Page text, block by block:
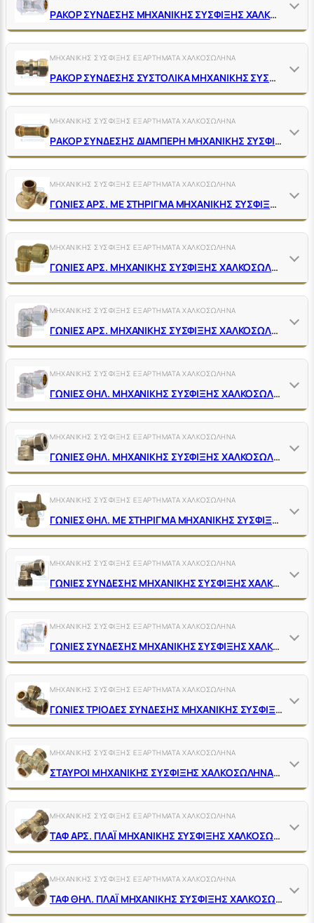
ΡΑΚΟΡ ΣΥΝΔΕΣΗΣ ΜΗΧΑΝΙΚΗΣ ΣΥΣΦΙΞΗΣ ΧΑΛΚΟΣΩΛΗΝΑ ΟΡΕΙΧΑΛΚΙΝΑ ΝΙΚΕΛ
ΜΗΧΑΝΙΚΗΣ ΣΥΣΦΙΞΗΣ ΕΞΑΡΤΗΜΑΤΑ ΧΑΛΚΟΣΩΛΗΝΑ
ΡΑΚΟΡ ΣΥΝΔΕΣΗΣ ΣΥΣΤΟΛΙΚΑ ΜΗΧΑΝΙΚΗΣ ΣΥΣΦΙΞΗΣ ΧΑΛΚΟΣΩΛΗΝΑ ΟΡΕΙΧΑΛΚΙΝΑ
ΜΗΧΑΝΙΚΗΣ ΣΥΣΦΙΞΗΣ ΕΞΑΡΤΗΜΑΤΑ ΧΑΛΚΟΣΩΛΗΝΑ
ΡΑΚΟΡ ΣΥΝΔΕΣΗΣ ΔΙΑΜΠΕΡΗ ΜΗΧΑΝΙΚΗΣ ΣΥΣΦΙΞΗΣ ΧΑΛΚΟΣΩΛΗΝΑ ΟΡΕΙΧΑΛΚΙΝΑ ΚΙΤΡΙΝΑ
ΜΗΧΑΝΙΚΗΣ ΣΥΣΦΙΞΗΣ ΕΞΑΡΤΗΜΑΤΑ ΧΑΛΚΟΣΩΛΗΝΑ
ΓΩΝΙΕΣ ΑΡΣ. ΜΕ ΣΤΗΡΙΓΜΑ ΜΗΧΑΝΙΚΗΣ ΣΥΣΦΙΞΗΣ ΧΑΛΚΟΣΩΛΗΝΑ ΟΡΕΙΧΑΛΚΙΝΕΣ ΚΙΤΡΙΝΕΣ
ΜΗΧΑΝΙΚΗΣ ΣΥΣΦΙΞΗΣ ΕΞΑΡΤΗΜΑΤΑ ΧΑΛΚΟΣΩΛΗΝΑ
ΓΩΝΙΕΣ ΑΡΣ. ΜΗΧΑΝΙΚΗΣ ΣΥΣΦΙΞΗΣ ΧΑΛΚΟΣΩΛΗΝΑ ΟΡΕΙΧΑΛΚΙΝΕΣ ΚΙΤΡΙΝΕΣ
ΜΗΧΑΝΙΚΗΣ ΣΥΣΦΙΞΗΣ ΕΞΑΡΤΗΜΑΤΑ ΧΑΛΚΟΣΩΛΗΝΑ
ΓΩΝΙΕΣ ΑΡΣ. ΜΗΧΑΝΙΚΗΣ ΣΥΣΦΙΞΗΣ ΧΑΛΚΟΣΩΛΗΝΑ ΟΡΕΙΧΑΛΚΙΝΕΣ ΝΙΚΕΛ
ΜΗΧΑΝΙΚΗΣ ΣΥΣΦΙΞΗΣ ΕΞΑΡΤΗΜΑΤΑ ΧΑΛΚΟΣΩΛΗΝΑ
ΓΩΝΙΕΣ ΘΗΛ. ΜΗΧΑΝΙΚΗΣ ΣΥΣΦΙΞΗΣ ΧΑΛΚΟΣΩΛΗΝΑ ΟΡΕΙΧΑΛΚΙΝΕΣ ΝΙΚΕΛ
ΜΗΧΑΝΙΚΗΣ ΣΥΣΦΙΞΗΣ ΕΞΑΡΤΗΜΑΤΑ ΧΑΛΚΟΣΩΛΗΝΑ
ΓΩΝΙΕΣ ΘΗΛ. ΜΗΧΑΝΙΚΗΣ ΣΥΣΦΙΞΗΣ ΧΑΛΚΟΣΩΛΗΝΑ ΟΡΕΙΧΑΛΚΙΝΕΣ ΚΙΤΡΙΝΕΣ
ΜΗΧΑΝΙΚΗΣ ΣΥΣΦΙΞΗΣ ΕΞΑΡΤΗΜΑΤΑ ΧΑΛΚΟΣΩΛΗΝΑ
ΓΩΝΙΕΣ ΘΗΛ. ΜΕ ΣΤΗΡΙΓΜΑ ΜΗΧΑΝΙΚΗΣ ΣΥΣΦΙΞΗΣ ΧΑΛΚΟΣΩΛΗΝΑΣ ΟΡΕΙΧΑΛΚΙΝΕΣ ΚΙΤΡΙΝΕΣ
ΜΗΧΑΝΙΚΗΣ ΣΥΣΦΙΞΗΣ ΕΞΑΡΤΗΜΑΤΑ ΧΑΛΚΟΣΩΛΗΝΑ
ΓΩΝΙΕΣ ΣΥΝΔΕΣΗΣ ΜΗΧΑΝΙΚΗΣ ΣΥΣΦΙΞΗΣ ΧΑΛΚΟΣΩΛΗΝΑ ΟΡΕΙΧΑΛΚΙΝΕΣ ΚΙΤΡΙΝΕΣ
ΜΗΧΑΝΙΚΗΣ ΣΥΣΦΙΞΗΣ ΕΞΑΡΤΗΜΑΤΑ ΧΑΛΚΟΣΩΛΗΝΑ
ΓΩΝΙΕΣ ΣΥΝΔΕΣΗΣ ΜΗΧΑΝΙΚΗΣ ΣΥΣΦΙΞΗΣ ΧΑΛΚΟΣΩΛΗΝΑ ΟΡΕΙΧΑΛΚΙΝΕΣ ΝΙΚΕΛ
ΜΗΧΑΝΙΚΗΣ ΣΥΣΦΙΞΗΣ ΕΞΑΡΤΗΜΑΤΑ ΧΑΛΚΟΣΩΛΗΝΑ
ΓΩΝΙΕΣ ΤΡΙΟΔΕΣ ΣΥΝΔΕΣΗΣ ΜΗΧΑΝΙΚΗΣ ΣΥΣΦΙΞΗΣ ΧΑΛΚΟΣΩΛΗΝΑ ΟΡΕΙΧΑΛΚΙΝΕΣ ΚΙΤΡΙΝΕΣ
ΜΗΧΑΝΙΚΗΣ ΣΥΣΦΙΞΗΣ ΕΞΑΡΤΗΜΑΤΑ ΧΑΛΚΟΣΩΛΗΝΑ
ΣΤΑΥΡΟΙ ΜΗΧΑΝΙΚΗΣ ΣΥΣΦΙΞΗΣ ΧΑΛΚΟΣΩΛΗΝΑ ΟΡΕΙΧΑΛΚΙΝΟΙ ΚΙΤΡΙΝΟΙ
ΜΗΧΑΝΙΚΗΣ ΣΥΣΦΙΞΗΣ ΕΞΑΡΤΗΜΑΤΑ ΧΑΛΚΟΣΩΛΗΝΑ
ΤΑΦ ΑΡΣ. ΠΛΑΪ ΜΗΧΑΝΙΚΗΣ ΣΥΣΦΙΞΗΣ ΧΑΛΚΟΣΩΛΗΝΑ ΟΡΕΙΧΑΛΚΙΝΑ ΚΙΤΡΙΝΑ
ΜΗΧΑΝΙΚΗΣ ΣΥΣΦΙΞΗΣ ΕΞΑΡΤΗΜΑΤΑ ΧΑΛΚΟΣΩΛΗΝΑ
ΤΑΦ ΘΗΛ. ΠΛΑΪ ΜΗΧΑΝΙΚΗΣ ΣΥΣΦΙΞΗΣ ΧΑΛΚΟΣΩΛΗΝΑ ΟΡΕΙΧΑΛΚΙΝΑ ΚΙΤΡΙΝΑ